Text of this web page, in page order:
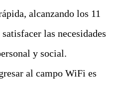
alcanzando los 11
las necesidades
y social.
al campo WiFi es